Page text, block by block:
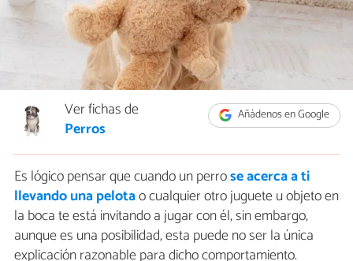
Añádenos en Google
Ver fichas de
Perros
Es lógico pensar que cuando un perrose acerca a ti
llevando una pelotao cualquier otro juguete u objeto en
la boca te está invitando a jugar con él, sin embargo,
aunque es una posibilidad, esta puede no ser la única
explicación razonable para dicho comportamiento.